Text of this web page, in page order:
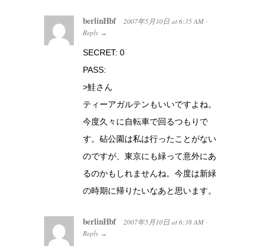
berlinHbf 2007年5月10日 at 6:35 AM ·
Reply →
SECRET: 0
PASS:
>鮭さん
ティーアガルテンもいいですよね。
今度久々に自転車で回るつもりで
す。砧公園は私は行ったことがない
のですが、東京にも緑って意外にあ
るのかもしれませんね。今度は新緑
の時期に帰りたいなあと思います。
berlinHbf 2007年5月10日 at 6:38 AM ·
Reply →